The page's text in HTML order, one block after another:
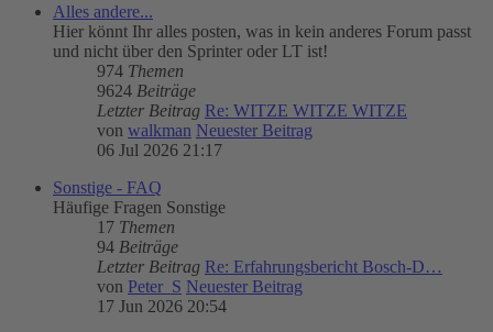
Alles andere...
Hier könnt Ihr alles posten, was in kein anderes Forum passt
und nicht über den Sprinter oder LT ist!
974 Themen
9624 Beiträge
Letzter Beitrag Re: WITZE WITZE WITZE
von walkman Neuester Beitrag
06 Jul 2026 21:17
Sonstige - FAQ
Häufige Fragen Sonstige
17 Themen
94 Beiträge
Letzter Beitrag Re: Erfahrungsbericht Bosch-D…
von Peter_S Neuester Beitrag
17 Jun 2026 20:54